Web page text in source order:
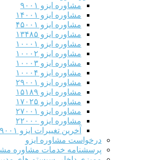
مشاوره ایزو ۹۰۰۱
مشاوره ایزو ۱۴۰۰۱
مشاوره ایزو ۴۵۰۰۱
مشاوره ایزو ۱۳۴۸۵
مشاوره ایزو ۱۰۰۰۱
مشاوره ایزو ۱۰۰۰۲
مشاوره ایزو ۱۰۰۰۳
مشاوره ایزو ۱۰۰۰۴
مشاوره ایزو ۲۹۰۰۱
مشاوره ایزو ۱۵۱۸۹
مشاوره ایزو ۱۷۰۲۵
مشاوره ایزو ۲۷۰۰۱
مشاوره ایزو ۲۲۰۰۰
آخرین تغییرات ایزو ۹۰۰۱
درخواست مشاوره ایزو
پرسشنامه خدمات مشاوره